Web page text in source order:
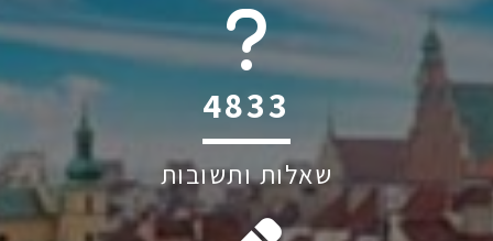
6045
שאלות ותשובות